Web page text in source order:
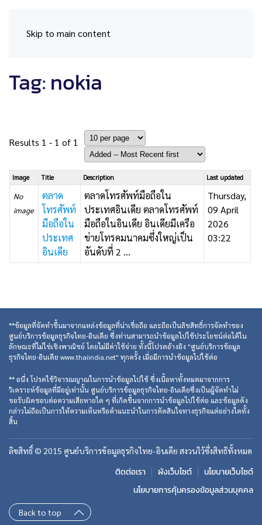
Skip to main content
Tag: nokia
Results 1 - 1 of 1
Image Title Description Last updated
No
image
ตลาด
โทรศัพท์
มือถือใน
ประเทศ
อินเดีย
ตลาดโทรศัพท์มือถือใน
ประเทศอินเดีย ตลาดโทรศัพท์
มือถือในอินเดีย อินเดียมีเครือ
ข่ายโทรคมนาคมซึ่งใหญ่เป็น
อันดับที่ 2 ...
Thursday,
09 April
2026
03:22
**ข้อมูลที่จัดทำขึ้นมาจากแหล่งข้อมูลที่น่าเชื่อถือ และถือเป็นลิขสิทธิ์การจัดทำของ
ศูนย์บริการข้อมูลธุรกิจไทย-อินเดีย ซึ่งท่านสามารถนำข้อมูลไปใช้ประโยชน์ต่อได้ใน
ลักษณะที่ไม่ใช่เชิงพาณิชย์ โดยไม่มีค่าใช้จ่าย ทั้งนี้โปรดอ้างอิง "ศูนย์บริการข้อมูล
ธุรกิจไทย-อินเดีย www.thaiindia.net" ทุกครั้ง เมื่อมีการนำข้อมูลไปใช้ต่อ
** อนึ่ง โปรดใช้วิจารณญาณในการนำข้อมูลไปใช้ ซึ่งเนื้อหาทั้งหมดมาจากการ
วิเคราะห์ข้อมูลที่มีอยู่เท่านั้น ศูนย์บริการข้อมูลธุรกิจไทย-อินเดียซึ่งเป็นผู้จัดทำไม่
ขอรับผิดชอบต่อความเสียหายใด ๆ ที่เกิดขึ้นจากการนำข้อมูลไปใช้ต่อ และข้อมูลดัง
กล่าวไม่ถือเป็นการให้ความเห็นหรือคำแนะนำในการตัดสินใจทางธุรกิจแต่อย่างใดทั้ง
สิ้น
ลิขสิทธิ์ © 2015 ศูนย์บริการข้อมูลธุรกิจไทย-อินเดีย สงวนไว้ซึ่งสิทธิทั้งหมด
ติดต่อเรา ผังเว็บไซต์
นโยบายเว็บไซต์
นโยบายการคุ้มครองข้อมูลส่วนบุคคล
Back to top